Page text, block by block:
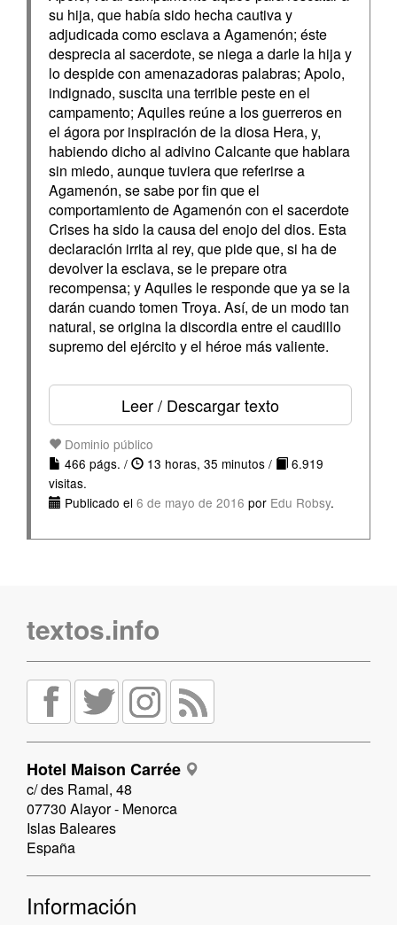
su hija, que había sido hecha cautiva y
adjudicada como esclava a Agamenón; éste
desprecia al sacerdote, se niega a darle la hija y
lo despide con amenazadoras palabras; Apolo,
indignado, suscita una terrible peste en el
campamento; Aquiles reúne a los guerreros en
el ágora por inspiración de la diosa Hera, y,
habiendo dicho al adivino Calcante que hablara
sin miedo, aunque tuviera que referirse a
Agamenón, se sabe por fin que el
comportamiento de Agamenón con el sacerdote
Crises ha sido la causa del enojo del dios. Esta
declaración irrita al rey, que pide que, si ha de
devolver la esclava, se le prepare otra
recompensa; y Aquiles le responde que ya se la
darán cuando tomen Troya. Así, de un modo tan
natural, se origina la discordia entre el caudillo
supremo del ejército y el héroe más valiente.
Leer / Descargar texto
Dominio público
466 págs. /
13 horas, 35 minutos /
6.919
visitas.
Publicado el 6 de mayo de 2016 por Edu Robsy.
textos.info
Hotel Maison Carrée
c/ des Ramal, 48
07730 Alayor - Menorca
Islas Baleares
España
Información